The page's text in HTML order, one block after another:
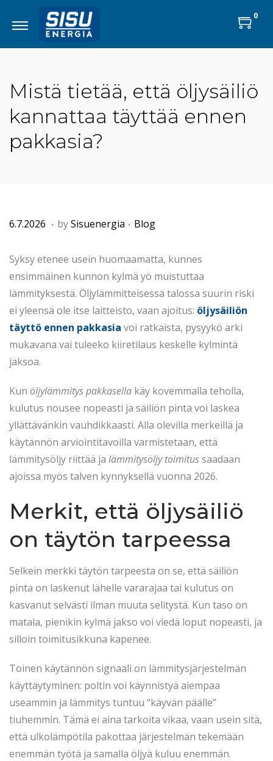
0
Mistä tietää, että öljysäiliö
kannattaa täyttää ennen
pakkasia?
P
s
t
e
d
o
n
6.7.2026 2
.
5
.
2
0
2
. bySisuenergia . P
s
t
e
d
i
n
Blog
Syksy etenee usein huomaamatta, kunnes
ensimmäinen kunnon kylmä yö muistuttaa
lämmityksestä. Öljylämmitteisessä talossa suurin riski
ei yleensä ole itse laitteisto, vaan ajoitus: öljysäiliön
täyttö ennen pakkasia voi ratkaista, pysyykö arki
mukavana vai tuleeko kiiretilaus keskelle kylmintä
jaksoa.
Kun öljylämmitys pakkasella käy kovemmalla teholla,
kulutus nousee nopeasti ja säiliön pinta voi laskea
yllättävänkin vauhdikkaasti. Alla olevilla merkeillä ja
käytännön arviointitavoilla varmistetaan, että
lämmitysöljy riittää ja lämmitysöljy toimitussaadaan
ajoissa myös talven kynnyksellä vuonna 2026.
Merkit, että öljysäiliö
on täytön tarpeessa
Selkein merkki täytön tarpeesta on se, että säiliön
pinta on laskenut lähelle vararajaa tai kulutus on
kasvanut selvästi ilman muuta selitystä. Kun taso on
matala, pienikin kylmä jakso voi viedä loput nopeasti, ja
silloin toimitusikkuna kapenee.
Toinen käytännön signaali on lämmitysjärjestelmän
käyttäytyminen: poltin voi käynnistyä aiempaa
useammin ja lämmitys tuntuu “käyvän päälle”
tiuhemmin. Tämä ei aina tarkoita vikaa, vaan usein sitä,
että ulkolämpötila pakottaa järjestelmän tekemään
enemmän työtä ja samalla öljyä kuluu enemmän.